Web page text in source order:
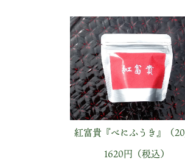
紅富貴『べにふうき』（
1620円（税込）